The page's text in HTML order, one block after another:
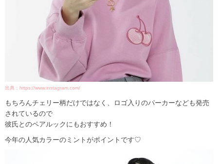
出典：https://www.instagram.com/
もちろんチェリー柄だけではなく、ロゴ入りのパーカーなども発売
されているので
彼氏とのペアルックにもおすすめ！
今年の人気カラーのミントがポイントです♡